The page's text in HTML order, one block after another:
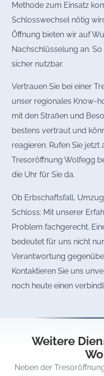
Methode zum Einsatz
Schlosswechsel nötig
Öffnung bieten wir auf
Nachschlüsselung an.
sicher nutzbar.
Vertrauen Sie bei einer
unser regionales Know-
mit den Straßen und
bestens vertraut und
reagieren. Rufen Sie jetzt
Tresoröffnung Wolfegg
die Uhr für Sie da.
Ob Erbschaftsfall,
Schloss: Mit unserer
Problem fachgerecht.
bedeutet für uns nicht
Verantwortung
Kontaktieren Sie uns
noch heute einen
Weitere
Neben der